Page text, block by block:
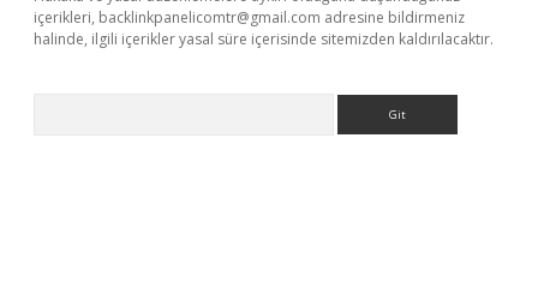
içerikleri, backlinkpanelicomtr@gmail.com adresine bildirmeniz
halinde, ilgili içerikler yasal süre içerisinde sitemizden kaldırılacaktır.